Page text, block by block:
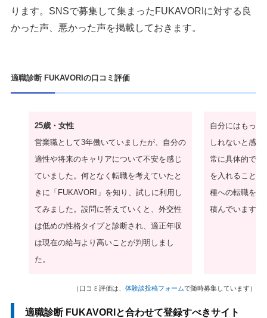
ります。SNSで募集して集まったFUKAVORIに対する良
かった声、悪かった声を掲載しておきます。
適職診断 FUKAVORIの口コミ評価
25歳・女性
営業職として3年働いていましたが、自分の
適性や将来のキャリアについて不安を感じ
ていました。何となく転職を考えていたと
きに「FUKAVORI」を知り、試しに利用し
てみました。設問に答えていくと、外交性
は低めの性格タイプと診断され、適正年収
は現在の給与より高いことが判明しまし
た。
自分にはもっ
しれないと感
常に具体的で参
を入れること
種への転職を実
積んでいます。
（口コミ評価は、 体験談投稿フォームで随時募集しています）
適職診断 FUKAVORIと合わせて登録すべきサイト